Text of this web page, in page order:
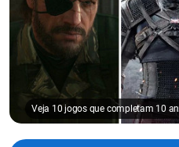
Veja 10 jogos que completam 10